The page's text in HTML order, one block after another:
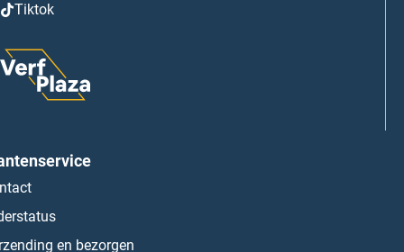
Tiktok
en bezorgen